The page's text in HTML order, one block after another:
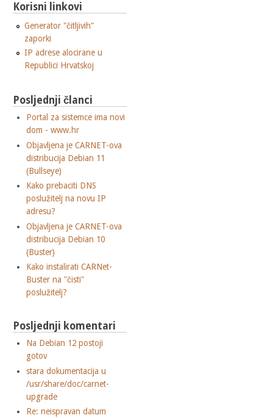
Korisni linkovi
Generator "čitljivih"
zaporki
IP adrese alocirane u
Republici Hrvatskoj
Posljednji članci
Portal za sistemce ima novi
dom - www.hr
Objavljena je CARNET-ova
distribucija Debian 11
(Bullseye)
Kako prebaciti DNS
poslužitelj na novu IP
adresu?
Objavljena je CARNET-ova
distribucija Debian 10
(Buster)
Kako instalirati CARNet-
Buster na "čisti"
poslužitelj?
Posljednji komentari
Na Debian 12 postoji
gotov
stara dokumentacija u
/usr/share/doc/carnet-
upgrade
Re: neispravan datum